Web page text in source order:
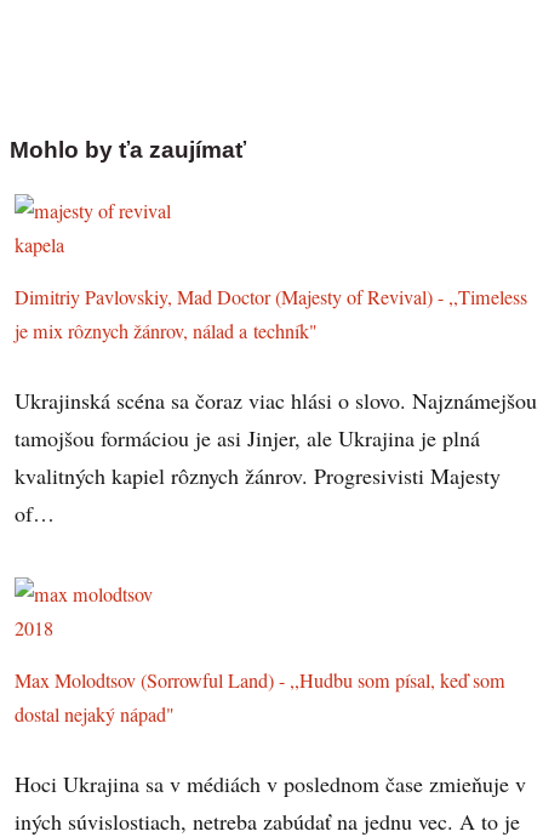
Mohlo by ťa zaujímať
Dimitriy Pavlovskiy, Mad Doctor (Majesty of Revival) - ,,Timeless
je mix rôznych žánrov, nálad a techník"
Ukrajinská scéna sa čoraz viac hlási o slovo. Najznámejšou
tamojšou formáciou je asi Jinjer, ale Ukrajina je plná
kvalitných kapiel rôznych žánrov. Progresivisti Majesty
of…
Max Molodtsov (Sorrowful Land) - ,,Hudbu som písal, keď som
dostal nejaký nápad"
Hoci Ukrajina sa v médiách v poslednom čase zmieňuje v
iných súvislostiach, netreba zabúdať na jednu vec. A to je